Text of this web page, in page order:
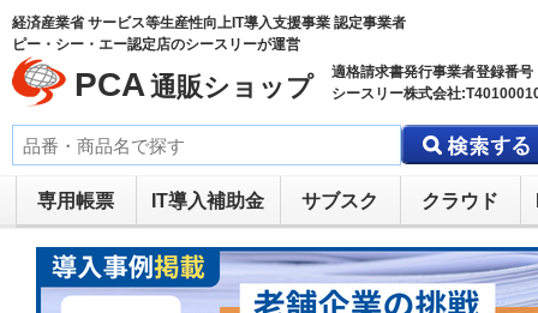
経済産業省 サービス等生産性向上IT導入支援事業 認定事業者
ピー・シー・エー認定店のシースリーが運営
PCA 通販ショップ
適格請求書発行事業者登録番号
シースリー株式会社
専用帳票 IT導入補助金 サブスク クラウド